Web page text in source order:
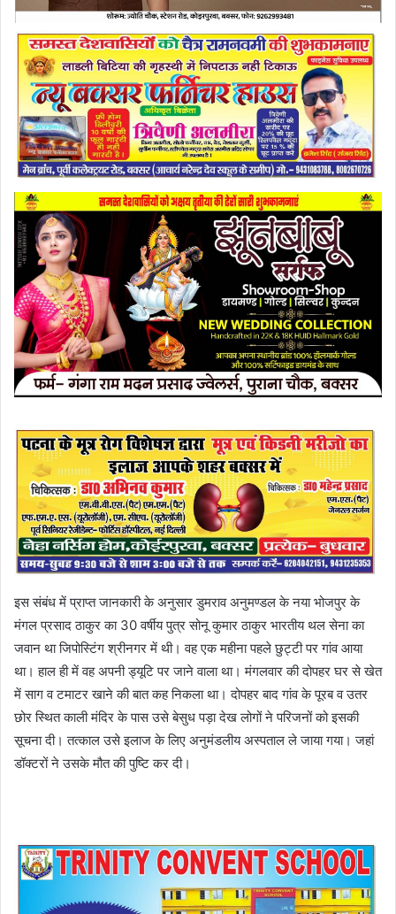
इस संबंध में प्राप्त जानकारी के अनुसार डुमराव अनुमण्डल के नया भोजपुर के
मंगल प्रसाद ठाकुर का 30 वर्षीय पुत्र सोनू कुमार ठाकुर भारतीय थल सेना का
जवान था जिपोस्टिंग श्रीनगर में थी। वह एक महीना पहले छुट्टी पर गांव आया
था। हाल ही में वह अपनी ड्यूटि पर जाने वाला था। मंगलवार की दोपहर घर से खेत
में साग व टमाटर खाने की बात कह निकला था। दोपहर बाद गांव के पूरब व उतर
छोर स्थित काली मंदिर के पास उसे बेसुध पड़ा देख लोगों ने परिजनों को इसकी
सूचना दी। तत्काल उसे इलाज के लिए अनुमंडलीय अस्पताल ले जाया गया। जहां
डॉक्टरों ने उसके मौत की पुष्टि कर दी।